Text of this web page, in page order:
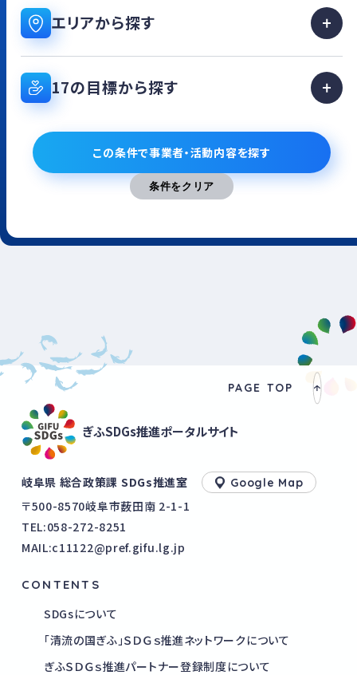
エリアから探す
17の目標から探す
この条件で事業者・活動内容を探す
PAGE TOP
ぎふSDGs推進ポータルサイト
岐阜県 総合政策課 SDGs推進室 Google Map
〒500-8570岐阜市薮田南 2-1-1
TEL:058-272-8251
MAIL:c11122@pref.gifu.lg.jp
CONTENTS
SDGsについて
「清流の国ぎふ」ＳＤＧｓ推進ネットワークについて
ぎふＳＤＧｓ推進パートナー登録制度について